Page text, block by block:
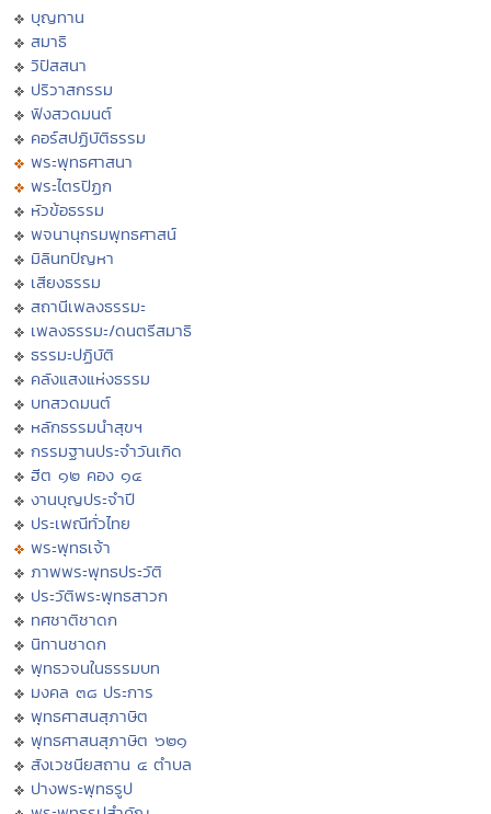
บุญทาน
สมาธิ
วิปัสสนา
ปริวาสกรรม
ฟังสวดมนต์
คอร์สปฏิบัติธรรม
พระพุทธศาสนา
พระไตรปิฏก
หัวข้อธรรม
พจนานุกรมพุทธศาสน์
มิลินทปัญหา
เสียงธรรม
สถานีเพลงธรรมะ
เพลงธรรมะ/ดนตรีสมาธิ
ธรรมะปฏิบัติ
คลังแสงแห่งธรรม
บทสวดมนต์
หลักธรรมนำสุขฯ
กรรมฐานประจำวันเกิด
ฮีต ๑๒ คอง ๑๔
งานบุญประจำปี
ประเพณีทั่วไทย
พระพุทธเจ้า
ภาพพระพุทธประวัติ
ประวัติพระพุทธสาวก
ทศชาติชาดก
นิทานชาดก
พุทธวจนในธรรมบท
มงคล ๓๘ ประการ
พุทธศาสนสุภาษิต
พุทธศาสนสุภาษิต ๖๒๑
สังเวชนียสถาน ๔ ตำบล
ปางพระพุทธรูป